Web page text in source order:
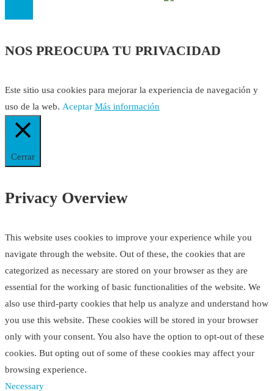
NOS PREOCUPA TU PRIVACIDAD
Este sitio usa cookies para mejorar la experiencia de navegación y
uso de la web. Aceptar Más información
Cerrar
Privacy Overview
This website uses cookies to improve your experience while you
navigate through the website. Out of these, the cookies that are
categorized as necessary are stored on your browser as they are
essential for the working of basic functionalities of the website. We
also use third-party cookies that help us analyze and understand how
you use this website. These cookies will be stored in your browser
only with your consent. You also have the option to opt-out of these
cookies. But opting out of some of these cookies may affect your
browsing experience.
Necessary